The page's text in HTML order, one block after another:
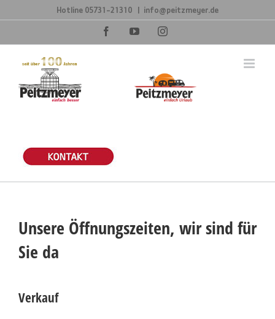
Hotline 05731-21310 info@peitzmeyer.de
FacebookYouTubeInstagram
Unsere Öffnungszeiten, wir sind für
Sie da
Verkauf